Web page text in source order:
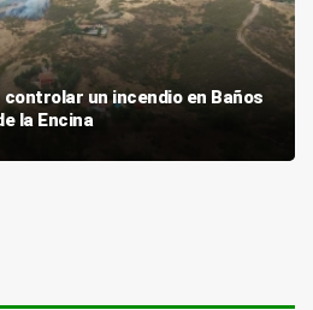
un incendio en Baños
la Encina